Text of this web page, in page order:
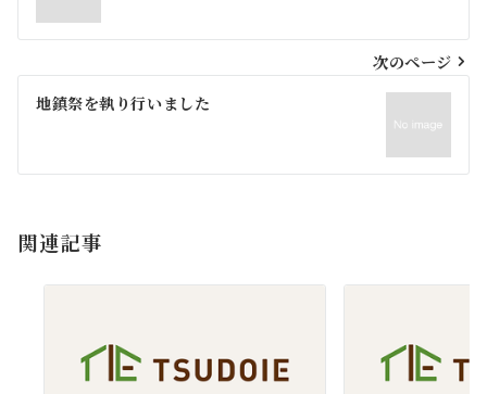
ナ
ビ
ゲ
シ
ン
次のページ
地鎮祭を執り行いました
関連記事